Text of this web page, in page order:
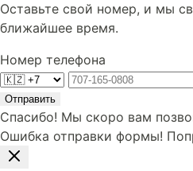
Оставьте свой номер, и мы
ближайшее время.
Номер телефона
Отправить
Спасибо! Мы скоро вам
Ошибка отправки формы!